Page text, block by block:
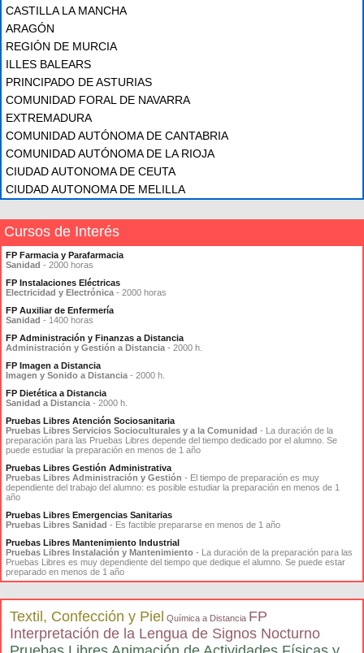
CASTILLA LA MANCHA
ARAGÓN
REGIÓN DE MURCIA
ILLES BALEARS
PRINCIPADO DE ASTURIAS
COMUNIDAD FORAL DE NAVARRA
EXTREMADURA
COMUNIDAD AUTÓNOMA DE CANTABRIA
COMUNIDAD AUTÓNOMA DE LA RIOJA
CIUDAD AUTONOMA DE CEUTA
CIUDAD AUTONOMA DE MELILLA
Cursos de Interés
FP Farmacia y Parafarmacia
Sanidad - 2000 horas
FP Instalaciones Eléctricas
Electricidad y Electrónica - 2000 horas
FP Auxiliar de Enfermería
Sanidad - 1400 horas
FP Administración y Finanzas a Distancia
Administración y Gestión a Distancia - 2000 h.
FP Imagen a Distancia
Imagen y Sonido a Distancia - 2000 h.
FP Dietética a Distancia
Sanidad a Distancia - 2000 h.
Pruebas Libres Atención Sociosanitaria
Pruebas Libres Servicios Socioculturales y a la Comunidad - La duración de la
preparación para las Pruebas Libres depende del tiempo dedicado por el alumno. Se
puede estudiar la preparación en menos de 1 año
Pruebas Libres Gestión Administrativa
Pruebas Libres Administración y Gestión - El tiempo de preparación es muy
dependiente del trabajo del alumno: es posible estudiar la preparación en menos de 1
año
Pruebas Libres Emergencias Sanitarias
Pruebas Libres Sanidad - Es factible prepararse en menos de 1 año
Pruebas Libres Mantenimiento Industrial
Pruebas Libres Instalación y Mantenimiento - La duración de la preparación para las
Pruebas Libres es muy dependiente del tiempo que dedique el alumno. Se puede estar
preparado en menos de 1 año
Textil, Confección y Piel Química a Distancia FP
Interpretación de la Lengua de Signos Nocturno